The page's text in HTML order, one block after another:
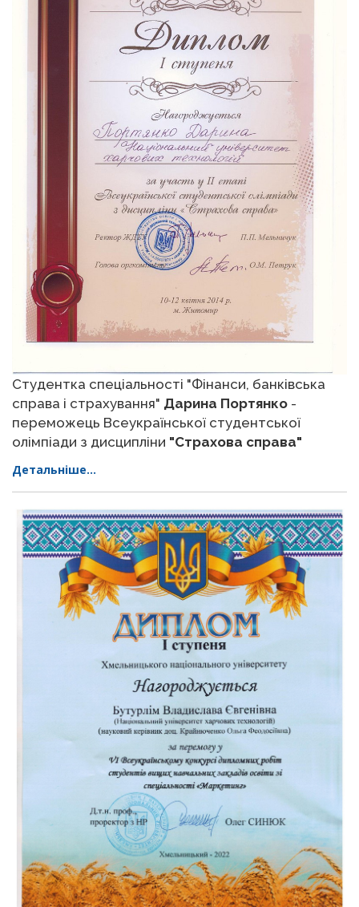
Студентка спеціальності "Фінанси, банківська
справа і страхування" Дарина Портянко -
переможець Всеукраїнської студентської
олімпіади з дисципліни "Страхова справа"
Детальніше...